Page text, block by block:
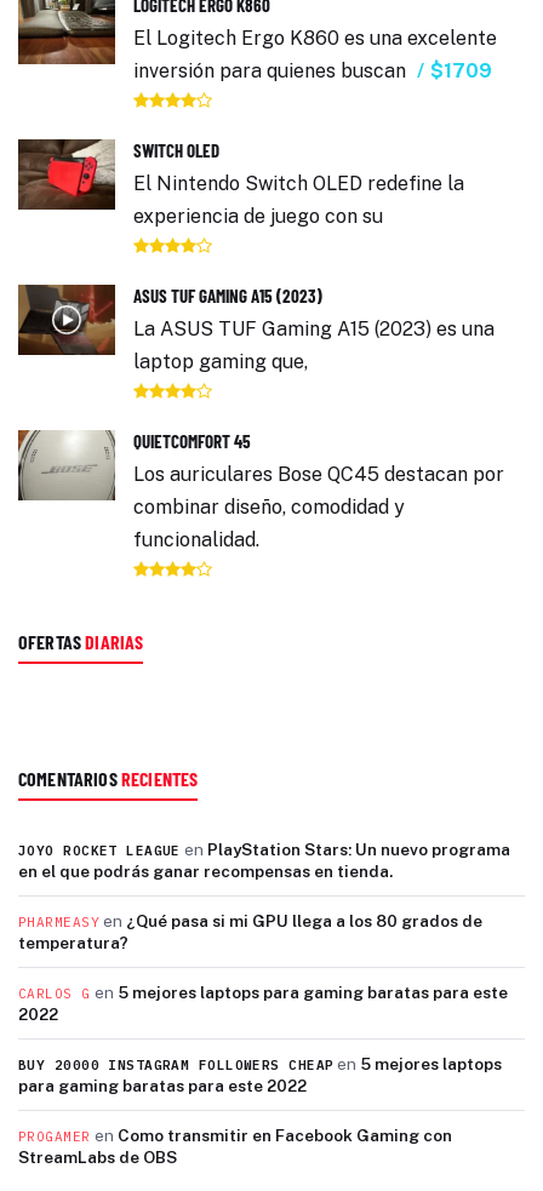
LOGITECH ERGO K860
El Logitech Ergo K860 es una excelente
inversión para quienes buscan
$1709
SWITCH OLED
El Nintendo Switch OLED redefine la
experiencia de juego con su
ASUS TUF GAMING A15 (2023)
La ASUS TUF Gaming A15 (2023) es una
laptop gaming que,
QUIETCOMFORT 45
Los auriculares Bose QC45 destacan por
combinar diseño, comodidad y
funcionalidad.
OFERTASDIARIAS
COMENTARIOSRECIENTES
JOYO ROCKET LEAGUE en PlayStation Stars: Un nuevo programa
en el que podrás ganar recompensas en tienda.
PHARMEASYen ¿Qué pasa si mi GPU llega a los 80 grados de
temperatura?
CARLOS G en 5 mejores laptops para gaming baratas para este
2022
BUY 20000 INSTAGRAM FOLLOWERS CHEAP en 5 mejores laptops
para gaming baratas para este 2022
PROGAMER en Como transmitir en Facebook Gaming con
StreamLabs de OBS